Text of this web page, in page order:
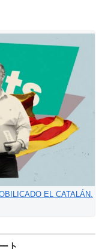
EL CATALÁN.
ト